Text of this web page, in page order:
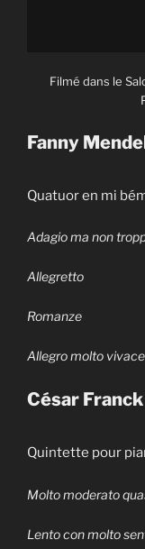
Filmé dans le
Fanny
Quatuor en mi
Adagio ma non
Allegretto
Romanze
Allegro molto vivace
César
Quintette pour
Molto moderato
Lento con molto